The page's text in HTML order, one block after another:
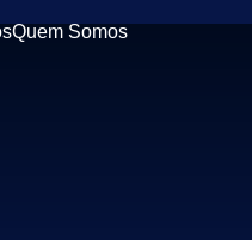
Quem Somos